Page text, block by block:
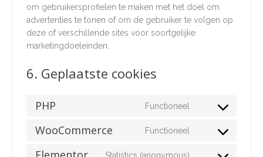
om gebruikersprofielen te maken met het doel om
advertenties te tonen of om de gebruiker te volgen op
deze of verschillende sites voor soortgelijke
marketingdoeleinden.
6. Geplaatste cookies
PHP Functioneel
Consent
service
WooCommerce Functioneel
Consent
Statistics (anonymous)